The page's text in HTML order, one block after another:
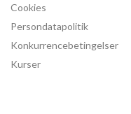
Cookies
Persondatapolitik
Konkurrencebetingelser
Kurser